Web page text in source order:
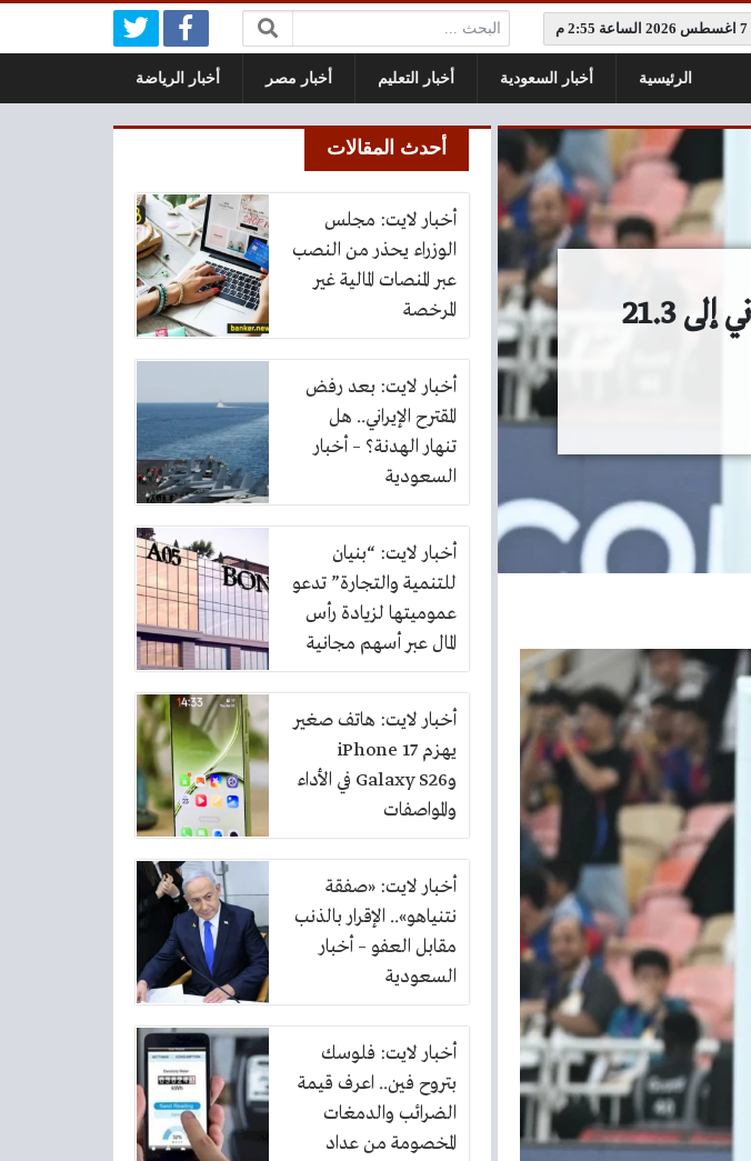
البحث:
الرئيسية أخبار السعودية أخبار التعليم أخبار مصر أخبار الرياضة
أخبار لايت: رفع جوائز كأس السوبر الإسباني إلى 21.3
أحدث المقالات
أخبار لايت: مجلس
الوزراء يحذر من النصب
عبر المنصات المالية غير
المرخصة
أخبار لايت: بعد رفض
المقترح الإيراني.. هل
تنهار الهدنة؟ – أخبار
السعودية
أخبار لايت: “بنيان
للتنمية والتجارة” تدعو
عموميتها لزيادة رأس
المال عبر أسهم مجانية
بنسبة 10%
أخبار لايت: هاتف صغير
يهزم iPhone 17
وGalaxy S26 في الأداء
والمواصفات
أخبار لايت: «صفقة
نتنياهو».. الإقرار بالذنب
مقابل العفو – أخبار
السعودية
أخبار لايت: فلوسك
بتروح فين.. اعرف قيمة
الضرائب والدمغات
المخصومة من عداد